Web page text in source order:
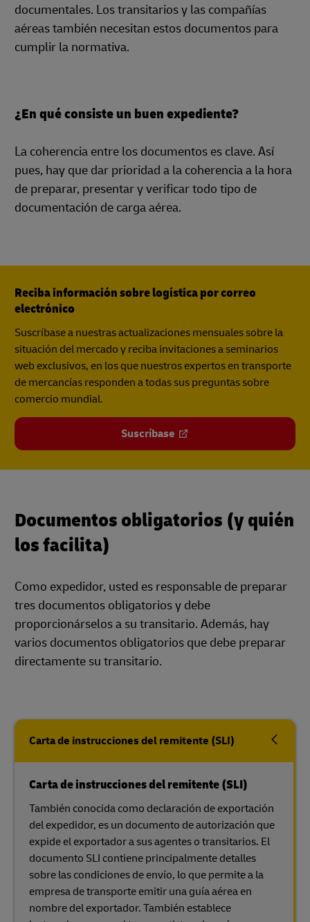
documentales. Los transitarios y las compañías
aéreas también necesitan estos documentos para
cumplir la normativa.
¿En qué consiste un buen expediente?
La coherencia entre los documentos es clave. Así
pues, hay que dar prioridad a la coherencia a la hora
de preparar, presentar y verificar todo tipo de
documentación de carga aérea.
Reciba información sobre logística por correo
electrónico
Suscríbase a nuestras actualizaciones mensuales sobre la
situación del mercado y reciba invitaciones a seminarios
web exclusivos, en los que nuestros expertos en transporte
de mercancías responden a todas sus preguntas sobre
comercio mundial.
Suscríbase
Documentos obligatorios (y quién
los facilita)
Como expedidor, usted es responsable de preparar
tres documentos obligatorios y debe
proporcionárselos a su transitario. Además, hay
varios documentos obligatorios que debe preparar
directamente su transitario.
Carta de instrucciones del remitente (SLI)
Carta de instrucciones del remitente (SLI)
También conocida como declaración de exportación
del expedidor, es un documento de autorización que
expide el exportador a sus agentes o transitarios. El
documento SLI contiene principalmente detalles
sobre las condiciones de envío, lo que permite a la
empresa de transporte emitir una guía aérea en
nombre del exportador. También establece